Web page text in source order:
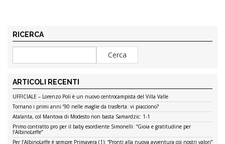
RICERCA
ARTICOLI RECENTI
UFFICIALE – Lorenzo Poli è un nuovo centrocampista del Villa Valle
Tornano i primi anni ’90 nelle maglie da trasferta: vi piacciono?
Atalanta, col Mantova di Modesto non basta Samardzic: 1-1
Primo contratto pro per il baby esordiente Simonelli: “Gioia e gratitudine per
l’AlbinoLeffe”
Per l’AlbinoLeffe è sempre Primavera (1): “Pronti alla nuova avventura coi nostri valori”